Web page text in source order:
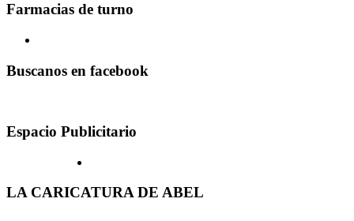
Farmacias de turno
Buscanos en facebook
Espacio Publicitario
LA CARICATURA DE ABEL